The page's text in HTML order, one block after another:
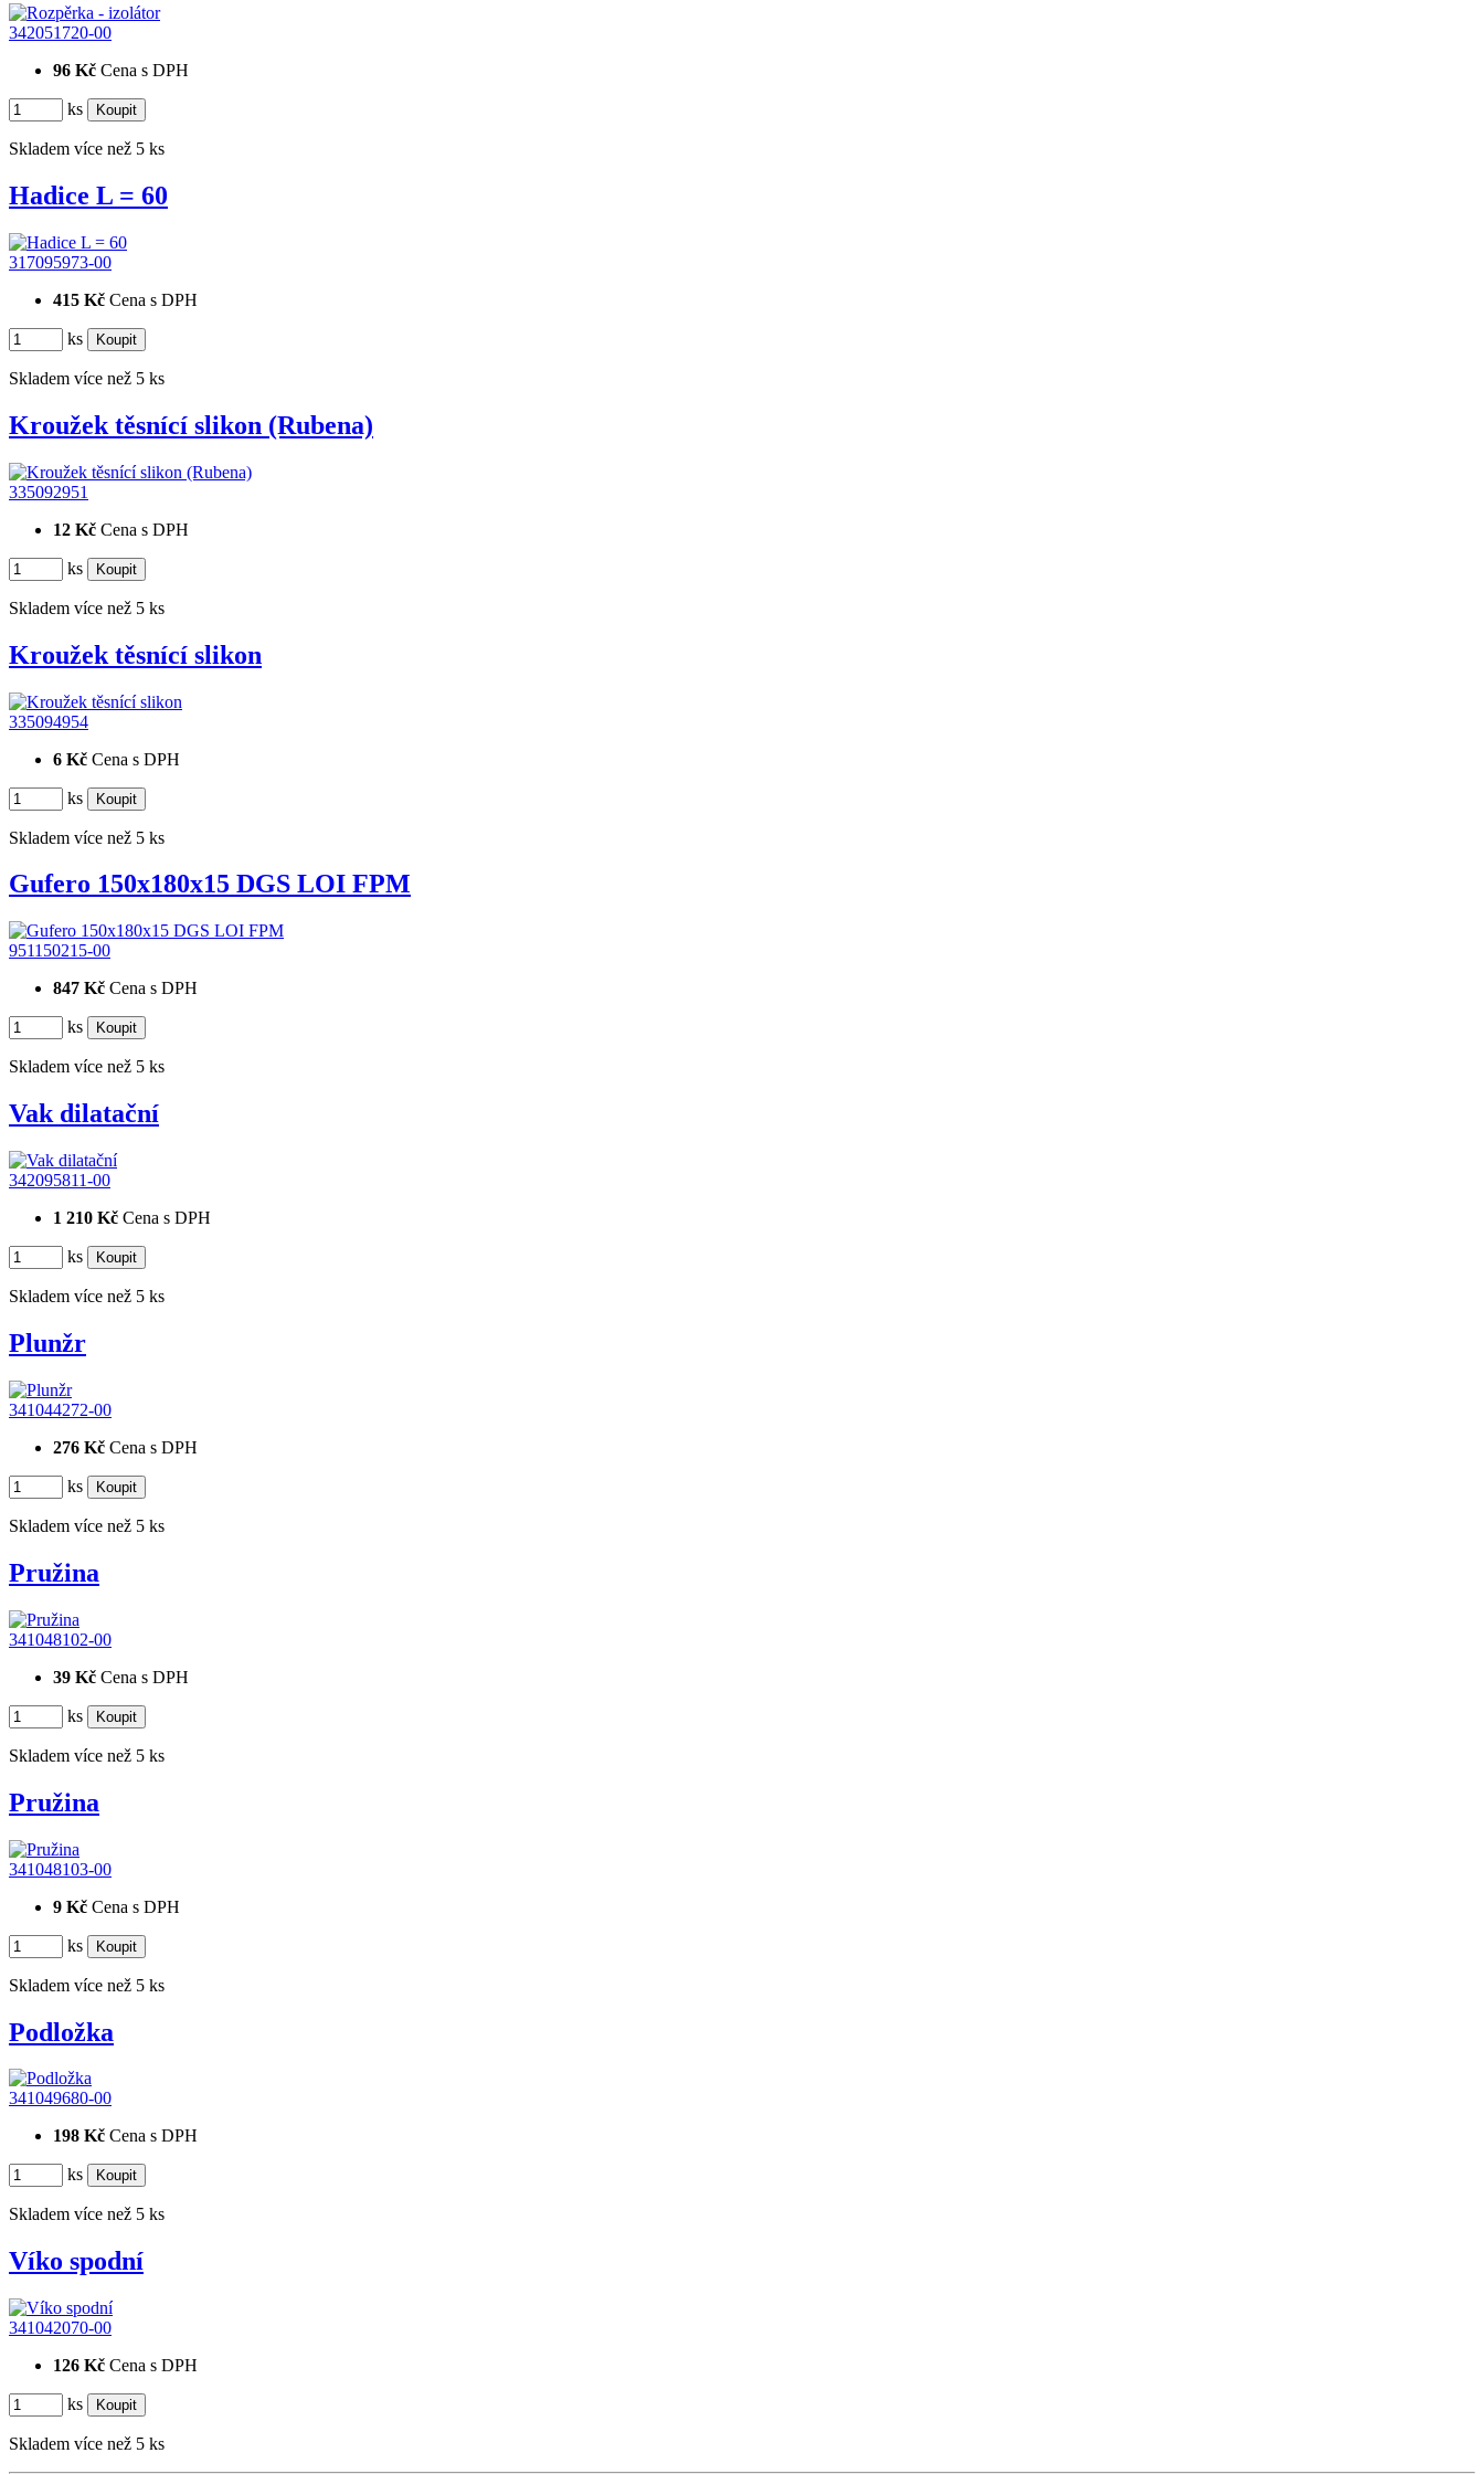
342051720-00
96 Kč Cena s DPH
ks
Skladem více než 5 ks
Hadice L = 60
317095973-00
415 Kč Cena s DPH
ks
Skladem více než 5 ks
Kroužek těsnící slikon (Rubena)
335092951
12 Kč Cena s DPH
ks
Skladem více než 5 ks
Kroužek těsnící slikon
335094954
6 Kč Cena s DPH
ks
Skladem více než 5 ks
Gufero 150x180x15 DGS LOI FPM
951150215-00
847 Kč Cena s DPH
ks
Skladem více než 5 ks
Vak dilatační
342095811-00
1 210 Kč Cena s DPH
ks
Skladem více než 5 ks
Plunžr
341044272-00
276 Kč Cena s DPH
ks
Skladem více než 5 ks
Pružina
341048102-00
39 Kč Cena s DPH
ks
Skladem více než 5 ks
Pružina
341048103-00
9 Kč Cena s DPH
ks
Skladem více než 5 ks
Podložka
341049680-00
198 Kč Cena s DPH
ks
Skladem více než 5 ks
Víko spodní
341042070-00
126 Kč Cena s DPH
ks
Skladem více než 5 ks